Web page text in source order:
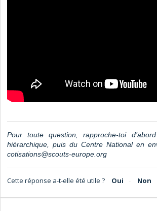
Pour toute question, rapproche-toi
hiérarchique, puis du Centre National en
cotisations@scouts-europe.org
Cette réponse a-t-elle été utile ? Oui Non